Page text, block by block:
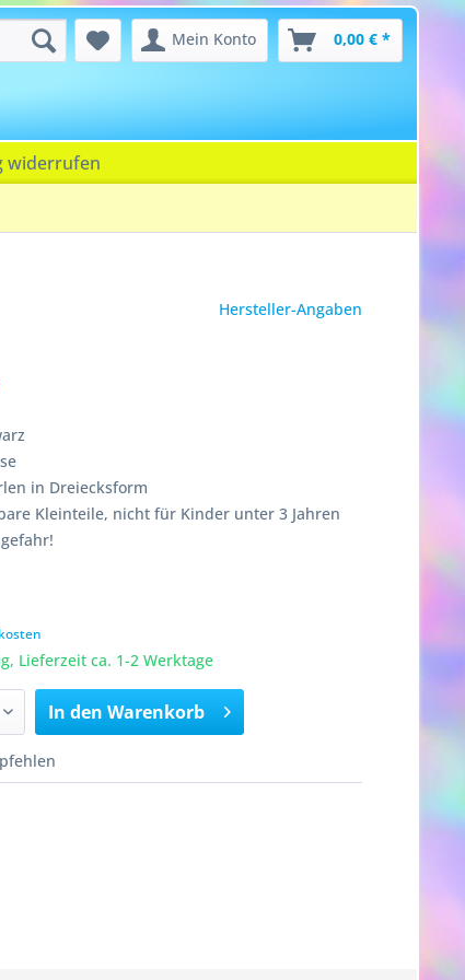
Mein Konto 0,00 € *
widerrufen
Hersteller-Angaben
in Dreiecksform
Kleinteile, nicht für Kinder unter 3 Jahren
Lieferzeit ca. 1-2 Werktage
In den Warenkorb